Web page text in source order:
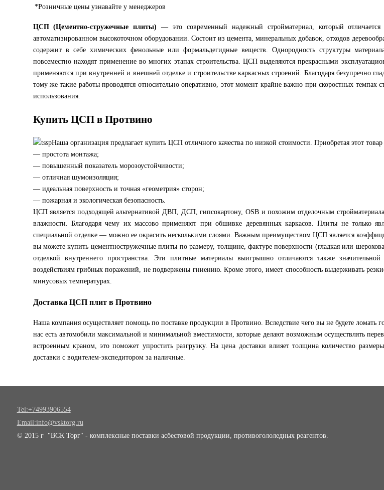
*Розничные цены узнавайте у менеджеров
ЦСП (Цементно-стружечные плиты) — это современный надежный стройматериал, который
автоматизированном высокоточном оборудовании. Состоит из цемента, минеральных добавок, отходов
содержит в себе химических фенольные или формальдегидные веществ. Однородность структуры
повсеместно находят применение во многих этапах строительства. ЦСП выделяются прекрасными
применяются при внутренней и внешней отделке и строительстве каркасных строений. Благодаря
тому же такие работы проводятся относительно оперативно, этот момент крайне важно при скоростных
использования.
Купить ЦСП в Протвино
Наша организация предлагает купить ЦСП отличного качества по низкой стоимости. Приобретая этот
— простота монтажа;
— повышенный показатель морозоустойчивости;
— отличная шумоизоляция;
— идеальная поверхность и точная «геометрия» сторон;
— пожарная и экологическая безопасность.
ЦСП является подходящей альтернативой ДВП, ДСП, гипсокартону, OSB и похожим отделочным
влажности. Благодаря чему их массово применяют при обшивке деревянных каркасов. Плиты не только
специальной отделке — можно ее окрасить несколькими слоями. Важным преимуществом ЦСП является
вы можете купить цементностружечные плиты по размеру, толщине, фактуре поверхности (гладкая или
отделкой внутреннего пространства. Эти плитные материалы выигрышно отличаются также
воздействиям грибных поражений, не подвержены гниению. Кроме этого, имеет способность выдерживать
минусовых температурах.
Доставка ЦСП плит в Протвино
Наша компания осуществляет помощь по поставке продукции в Протвино. Вследствие чего вы не будете ломать
нас есть автомобили максимальной и минимальной вместимости, которые делают возможным осуществлять
встроенным краном, это поможет упростить разгрузку. На цена доставки влияет толщина количество
доставки с водителем-экспедитором за наличные.
Tel:+74993906554
Email:info@vsktorg.ru
© 2015 г "ВСК Торг" - комплексные поставки асбестовой продукции, противогололедных реагентов.